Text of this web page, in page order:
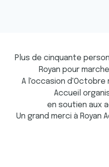
Plus de cinquante
Royan pour
A l'occasion d'Octobre
Accueil
en soutien aux
Un grand merci à Royan